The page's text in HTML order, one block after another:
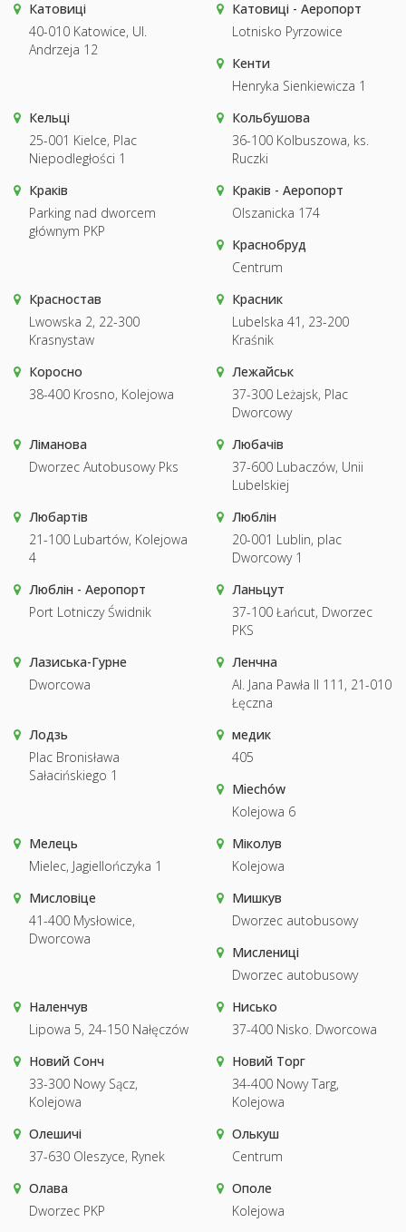
Катовиці
40-010 Katowice, Ul.
Andrzeja 12
Катовиці - Аеропорт
Lotnisko Pyrzowice
Кенти
Henryka Sienkiewicza 1
Кельці
25-001 Kielce, Plac
Niepodległości 1
Кольбушова
36-100 Kolbuszowa, ks.
Ruczki
Краків
Parking nad dworcem
głównym PKP
Краків - Аеропорт
Olszanicka 174
Краснобруд
Centrum
Красностав
Lwowska 2, 22-300
Krasnystaw
Красник
Lubelska 41, 23-200
Kraśnik
Коросно
38-400 Krosno, Kolejowa
Лежайськ
37-300 Leżajsk, Plac
Dworcowy
Ліманова
Dworzec Autobusowy Pks
Любачів
37-600 Lubaczów, Unii
Lubelskiej
Любартів
21-100 Lubartów, Kolejowa
4
Люблін
20-001 Lublin, plac
Dworcowy 1
Люблін - Аеропорт
Port Lotniczy Świdnik
Ланьцут
37-100 Łańcut, Dworzec
PKS
Лазиська-Гурне
Dworcowa
Ленчна
Al. Jana Pawła II 111, 21-010
Łęczna
Лодзь
Plac Bronisława
Sałacińskiego 1
медик
405
Miechów
Kolejowa 6
Мелець
Mielec, Jagiellończyka 1
Міколув
Kolejowa
Мисловіце
41-400 Mysłowice,
Dworcowa
Мишкув
Dworzec autobusowy
Мислениці
Dworzec autobusowy
Наленчув
Lipowa 5, 24-150 Nałęczów
Нисько
37-400 Nisko. Dworcowa
Новий Сонч
33-300 Nowy Sącz,
Kolejowa
Новий Торг
34-400 Nowy Targ,
Kolejowa
Олешичі
37-630 Oleszyce, Rynek
Олькуш
Centrum
Олава
Dworzec PKP
Ополе
Kolejowa